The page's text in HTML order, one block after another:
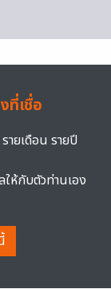
ที่เชื่อ
ายเดือน รายปี
ห้กับตัวท่านเอง